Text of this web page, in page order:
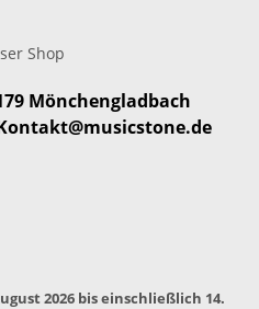
Mönchengladbach
2026 bis einschließlich 14.